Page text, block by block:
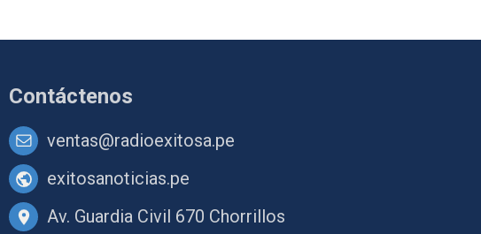
Contáctenos
ventas@radioexitosa.pe
exitosanoticias.pe
Av. Guardia Civil 670 Chorrillos